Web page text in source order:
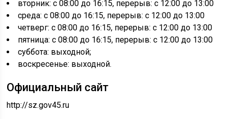
вторник: с 08:00 до 16:15, перерыв: с 12:00 до 13:00
среда: с 08:00 до 16:15, перерыв: с 12:00 до 13:00
четверг: с 08:00 до 16:15, перерыв: с 12:00 до 13:00
пятница: с 08:00 до 16:15, перерыв: с 12:00 до 13:00
суббота: выходной;
воскресенье: выходной.
Официальный сайт
http://sz.gov45.ru